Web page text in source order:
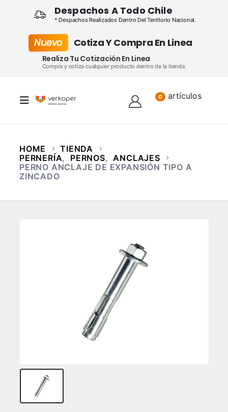
Despachos A Todo Chile
* Despachos Realizados Dentro Del Territorio Nacional.
Nuevo Cotiza Y Compra En Linea
Realiza Tu Cotización En Linea
Compra y cotiza cualquier producto dentro de la tienda.
0 artículos
HOME
TIENDA
PERNERÍA, PERNOS, ANCLAJES
PERNO ANCLAJE DE EXPANSIÓN TIPO A
ZINCADO